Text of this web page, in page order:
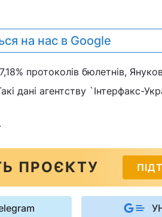
на нас в Google
протоколів бюлетнів,
дані агентству `Інтерфакс-
ПРОЄКТУ